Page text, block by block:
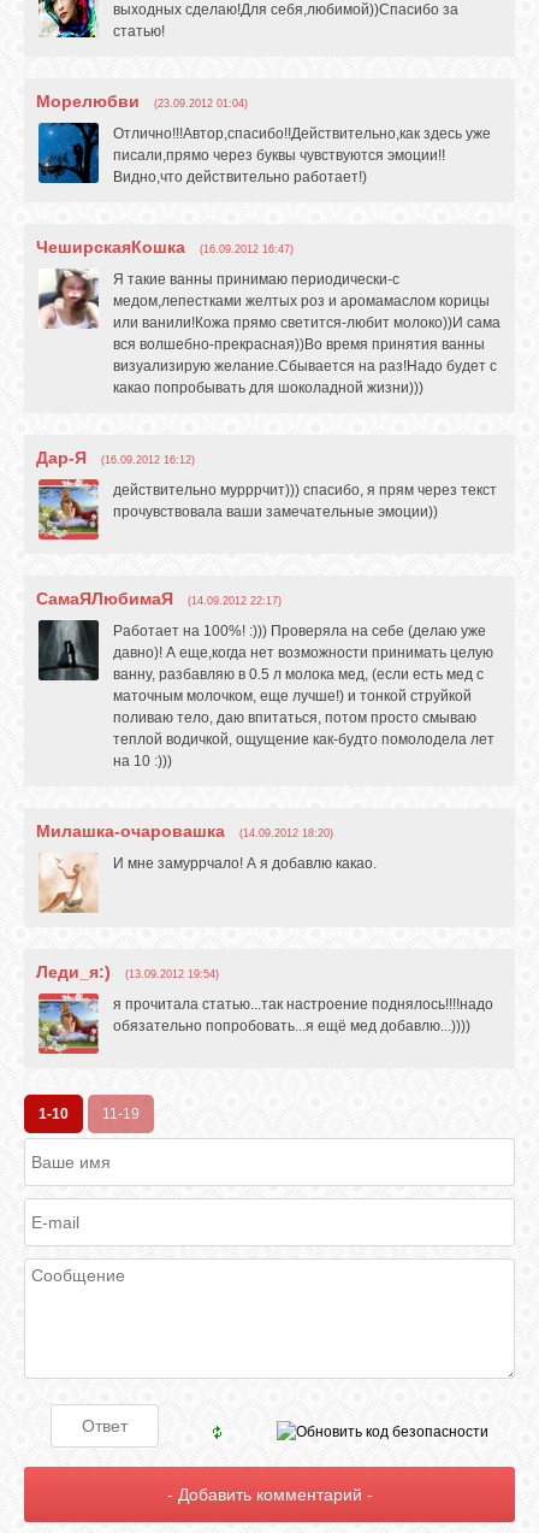
выходных сделаю!Для себя,любимой))Спасибо за
статью!
Морелюбви (23.09.2012 01:04)
Отлично!!!Автор,спасибо!!Действительно,как здесь уже
писали,прямо через буквы чувствуются эмоции!!
Видно,что действительно работает!)
ЧеширскаяКошка (16.09.2012 16:47)
Я такие ванны принимаю периодически-с
медом,лепестками желтых роз и аромамаслом корицы
или ванили!Кожа прямо светится-любит молоко))И сама
вся волшебно-прекрасная))Во время принятия ванны
визуализирую желание.Сбывается на раз!Надо будет с
какао попробывать для шоколадной жизни)))
Дар-Я (16.09.2012 16:12)
действительно мурррчит))) спасибо, я прям через текст
прочувствовала ваши замечательные эмоции))
СамаЯЛюбимаЯ (14.09.2012 22:17)
Работает на 100%! :))) Проверяла на себе (делаю уже
давно)! А еще,когда нет возможности принимать целую
ванну, разбавляю в 0.5 л молока мед, (если есть мед с
маточным молочком, еще лучше!) и тонкой струйкой
поливаю тело, даю впитаться, потом просто смываю
теплой водичкой, ощущение как-будто помолодела лет
на 10 :)))
Милашка-очаровашка (14.09.2012 18:20)
И мне замуррчало! А я добавлю какао.
Леди_я:) (13.09.2012 19:54)
я прочитала статью...так настроение поднялось!!!!надо
обязательно попробовать...я ещё мед добавлю...))))
1-10 11-19